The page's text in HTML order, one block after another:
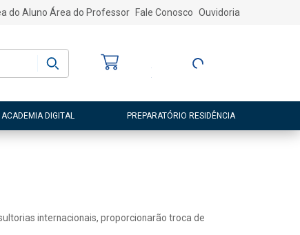
do Aluno Área do Professor Fale Conosco Ouvidoria
Entre ou Cadastre-
ACADEMIA DIGITAL PREPARATÓRIO RESIDÊNCIA
internacionais, proporcionarão troca de